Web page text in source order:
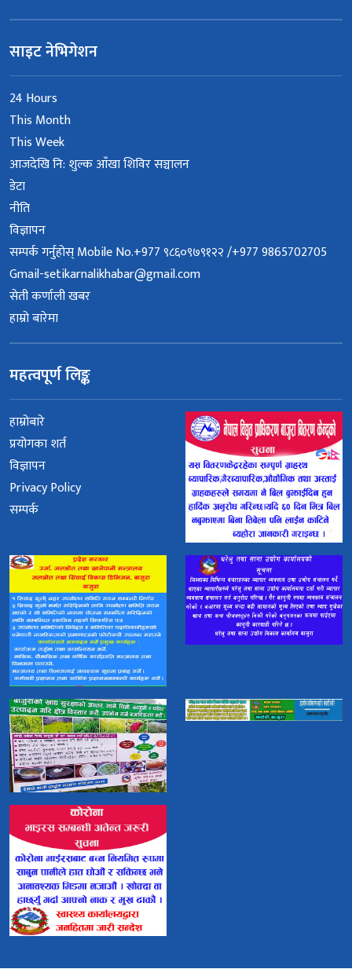
साइट नेभिगेशन
24 Hours
This Month
This Week
आजदेखि नि: शुल्क आँखा शिविर सञ्चालन
डेटा
नीति
विज्ञापन
सम्पर्क गर्नुहोस् Mobile No.+977 ९८६०९७९१२२ /+977 9865702705
Gmail-setikarnalikhabar@gmail.com
सेती कर्णाली खबर
हाम्रो बारेमा
महत्वपूर्ण लिङ्क
हाम्रोबारे
प्रयोगका शर्त
विज्ञापन
Privacy Policy
सम्पर्क